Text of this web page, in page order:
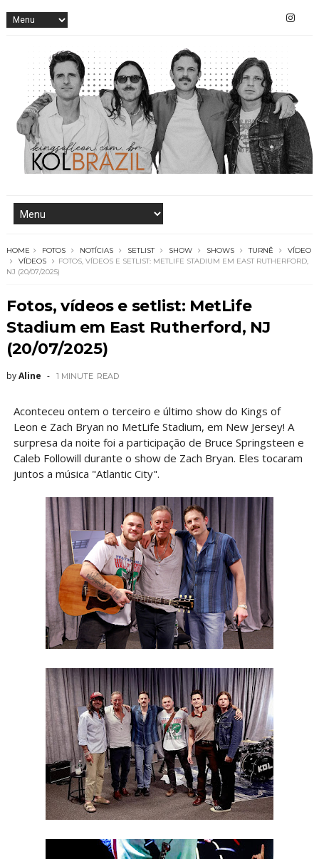
HOME FOTOS NOTÍCIAS SETLIST SHOW SHOWS TURNÊ
VÍDEO
VÍDEOS
FOTOS, VÍDEOS E SETLIST: METLIFE STADIUM EM EAST RUTHERFORD,
NJ (20/07/2025)
Fotos, vídeos e setlist: MetLife
Stadium em East Rutherford, NJ
(20/07/2025)
byAline 1 MINUTE READ
Aconteceu ontem o terceiro e último show do Kings of
Leon e Zach Bryan no MetLife Stadium, em New Jersey! A
surpresa da noite foi a participação de Bruce Springsteen e
Caleb Followill durante o show de Zach Bryan. Eles tocaram
juntos a música "Atlantic City".